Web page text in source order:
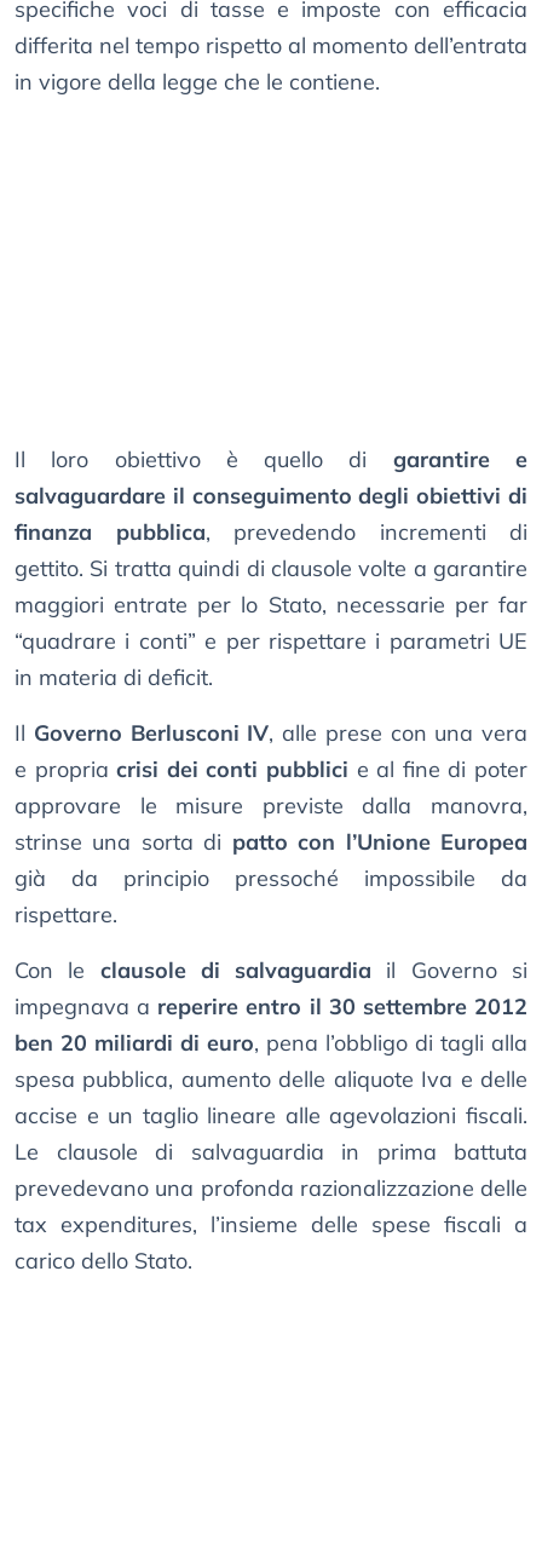
specifiche voci di tasse e imposte con efficacia
differita nel tempo rispetto al momento dell’entrata
in vigore della legge che le contiene.
Il loro obiettivo è quello di garantire e
salvaguardare il conseguimento degli obiettivi di
finanza pubblica, prevedendo incrementi di
gettito. Si tratta quindi di clausole volte a garantire
maggiori entrate per lo Stato, necessarie per far
“quadrare i conti” e per rispettare i parametri UE
in materia di deficit.
Il Governo Berlusconi IV, alle prese con una vera
e propriacrisi dei conti pubblici e al fine di poter
approvare le misure previste dalla manovra,
strinse una sorta di patto con l’Unione Europea
già da principio pressoché impossibile da
rispettare.
Con le clausole di salvaguardia il Governo si
impegnava a reperire entro il 30 settembre 2012
ben 20 miliardi di euro, pena l’obbligo di tagli alla
spesa pubblica, aumento delle aliquote Iva e delle
accise e un taglio lineare alle agevolazioni fiscali.
Le clausole di salvaguardia in prima battuta
prevedevano una profonda razionalizzazione delle
tax expenditures, l’insieme delle spese fiscali a
carico dello Stato.